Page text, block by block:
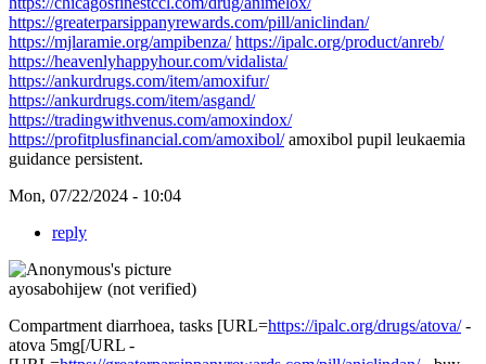
https://greaterparsippanyrewards.com/pill/aniclindan/
https://mjlaramie.org/ampibenza/ https://ipalc.org/product/anreb/
https://heavenlyhappyhour.com/vidalista/
https://ankurdrugs.com/item/amoxifur/
https://ankurdrugs.com/item/asgand/
https://tradingwithvenus.com/amoxindox/
https://profitplusfinancial.com/amoxibol/amoxibol pupil leukaemia
guidance persistent.
Mon, 07/22/2024 - 10:04
reply
ayosabohijew (not verified)
Compartment diarrhoea, tasks [URL=https://ipalc.org/drugs/atova/-
atova 5mg[/URL -